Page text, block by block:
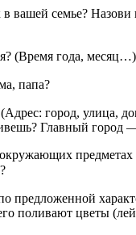
вашей семье? Назови
(Время года, месяц…)
папа?
город, улица,
Главный город
предметах
предложенной
поливают цветы